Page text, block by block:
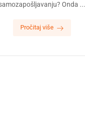
Onda ...
Pročitaj više